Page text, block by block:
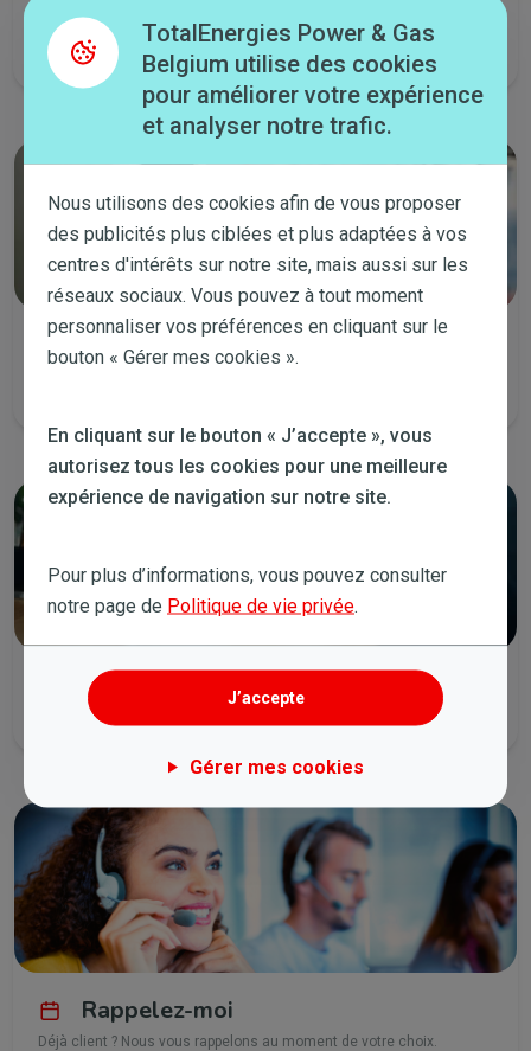
Tous les jours de la semaine de 8:00 à 21:30 et le samedi de 9:00 à
14:00.
Appelez-nous
Envoyez-nous un email
Nous vous contacterons dans les plus brefs délais.
Rappelez-moi
Déjà client ? Nous vous rappelons au moment de votre choix.
TotalEnergies Power & Gas
Belgium utilise des cookies
pour améliorer votre expérience
et analyser notre trafic.
Nous utilisons des cookies afin de vous proposer
des publicités plus ciblées et plus adaptées à vos
centres d'intérêts sur notre site, mais aussi sur les
réseaux sociaux. Vous pouvez à tout moment
personnaliser vos préférences en cliquant sur le
bouton « Gérer mes cookies ».
En cliquant sur le bouton « J’accepte », vous
autorisez tous les cookies pour une meilleure
expérience de navigation sur notre site.
Pour plus d’informations, vous pouvez consulter
notre page de Politique de vie privée.
J’accepte
Gérer mes cookies